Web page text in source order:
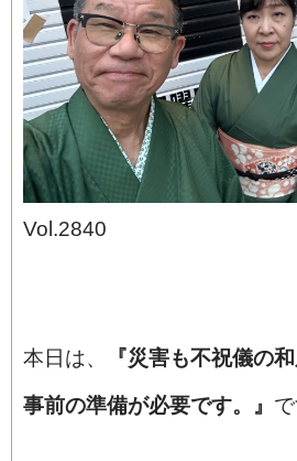
ブログ
Vol.2840
本日は、 『災害も不祝儀の
事前の準備が必要です。』 で